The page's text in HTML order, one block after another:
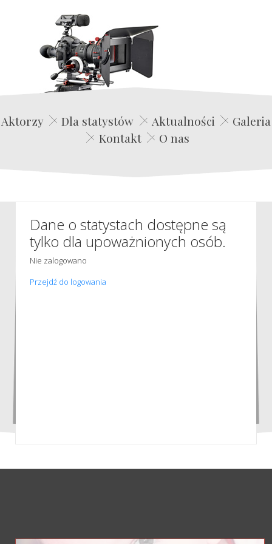
Edwin Film Agencja Aktorska
Aktorzy Dla statystów Aktualności
Galeria
Kontakt
O nas
Dane o statystach dostępne są
tylko dla upoważnionych osób.
Nie zalogowano
Przejdź do logowania